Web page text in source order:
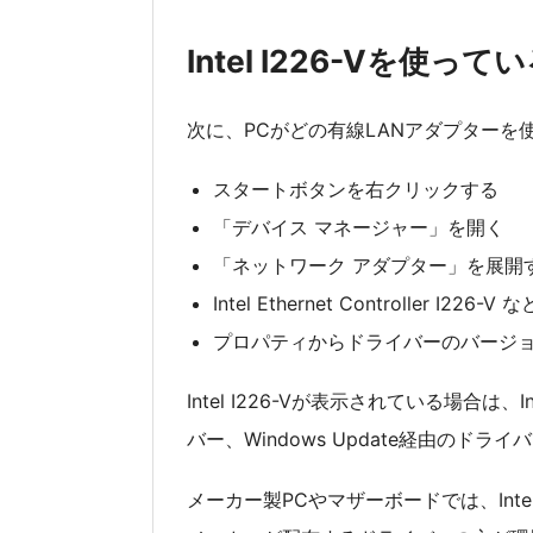
Intel I226-Vを使ってい
次に、PCがどの有線LANアダプターを
スタートボタンを右クリックする
「デバイス マネージャー」を開く
「ネットワーク アダプター」を展開
Intel Ethernet Controller I226-V な
プロパティからドライバーのバージ
Intel I226-Vが表示されている場合は、
バー、Windows Update経由のドライ
メーカー製PCやマザーボードでは、